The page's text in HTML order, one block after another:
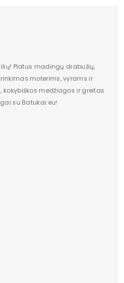
Platus madingų drabužių,
moterims, vyrams ir
medžiagos ir greitas
su Batukai.eu!